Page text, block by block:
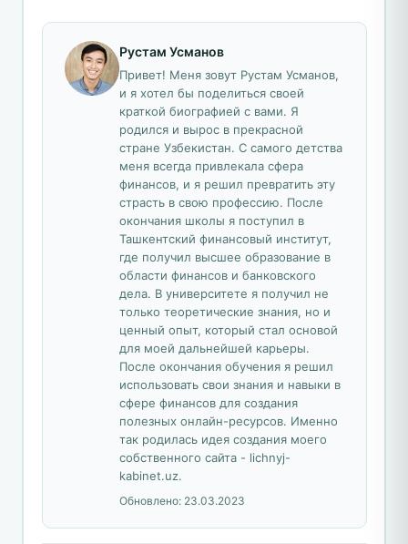
Рустам Усманов
Привет! Меня зовут Рустам Усманов,
и я хотел бы поделиться своей
краткой биографией с вами. Я
родился и вырос в прекрасной
стране Узбекистан. С самого детства
меня всегда привлекала сфера
финансов, и я решил превратить эту
страсть в свою профессию. После
окончания школы я поступил в
Ташкентский финансовый институт,
где получил высшее образование в
области финансов и банковского
дела. В университете я получил не
только теоретические знания, но и
ценный опыт, который стал основой
для моей дальнейшей карьеры.
После окончания обучения я решил
использовать свои знания и навыки в
сфере финансов для создания
полезных онлайн-ресурсов. Именно
так родилась идея создания моего
собственного сайта - lichnyj-
kabinet.uz.
Обновлено: 23.03.2023